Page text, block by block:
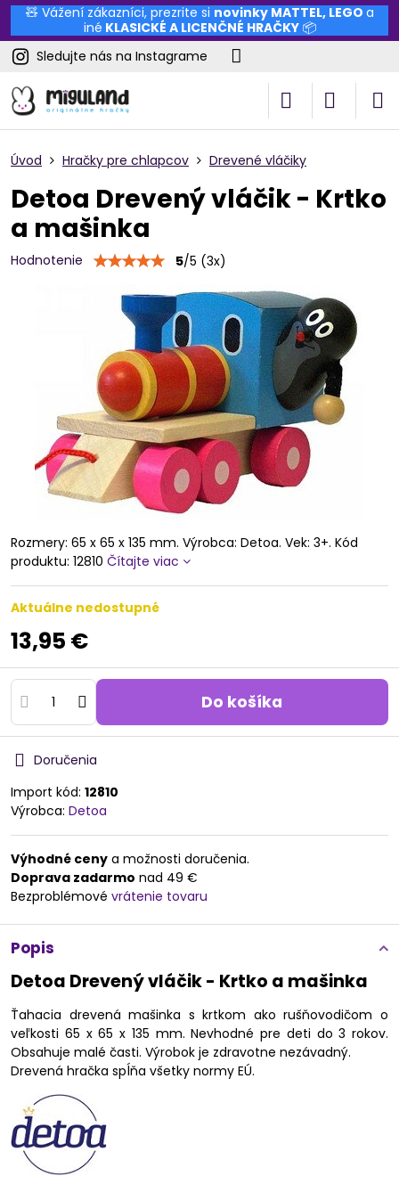
🧸 Vážení zákazníci, prezrite si novinky MATTEL, LEGO a
iné KLASICKÉ A LICENČNÉ HRAČKY📦
Sledujte nás na Instagrame
Úvod Hračky pre chlapcov Drevené vláčiky
Detoa Drevený vláčik - Krtko
a mašinka
Hodnotenie 5/5 (3x)
Rozmery: 65 x 65 x 135 mm. Výrobca: Detoa. Vek: 3+. Kód
produktu: 12810 Čítajte viac
Aktuálne nedostupné
13,95 €
Do košíka
Doručenia
Import kód: 12810
Výrobca: Detoa
Výhodné ceny a možnosti doručenia.
Doprava zadarmo nad 49 €
Bezproblémové vrátenie tovaru
Popis
Detoa Drevený vláčik - Krtko a mašinka
Ťahacia drevená mašinka s krtkom ako rušňovodičom o
veľkosti 65 x 65 x 135 mm. Nevhodné pre deti do 3 rokov.
Obsahuje malé časti. Výrobok je zdravotne nezávadný.
Drevená hračka spĺňa všetky normy EÚ.